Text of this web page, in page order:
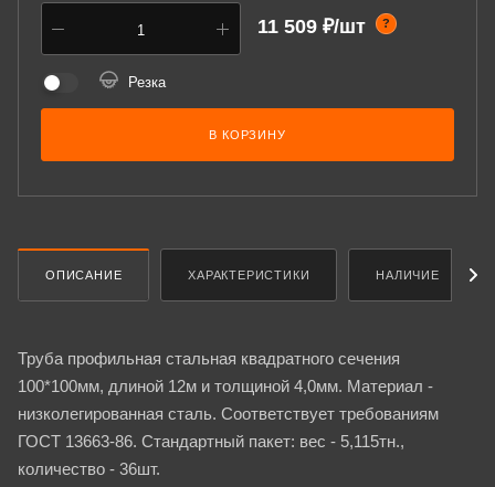
11 509 ₽/шт ?
Резка
В КОРЗИНУ
ОПИСАНИЕ ХАРАКТЕРИСТИКИ НАЛИЧИЕ
Труба профильная стальная квадратного сечения
100*100мм, длиной 12м и толщиной 4,0мм. Материал -
низколегированная сталь. Соответствует требованиям
ГОСТ 13663-86. Стандартный пакет: вес - 5,115тн.,
количество - 36шт.